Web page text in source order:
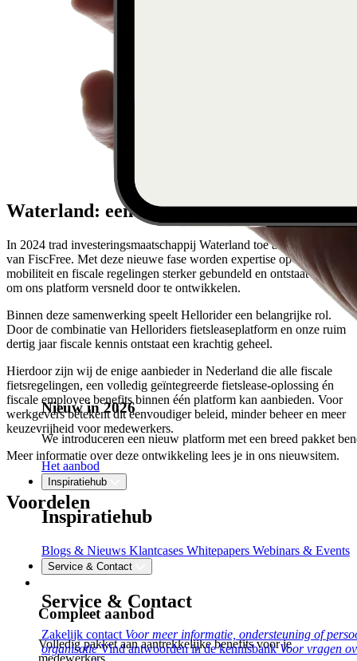
Nieuw in 2026
We introduceren een nieuw platform met een breed pakket
Het aanbod
Inspiratiehub
Inspiratiehub
Blogs & Nieuws Klantcases Whitepapers Webinars & Events
Service & Contact
Service & Contact
Zakelijk contact Voor meer informatie, ondersteuning of
organisatie Vind antwoorden in de kennisbankVoor vragen
Waterland: een nieuwe fase voor FiscFree
In 2024 trad investeringsmaatschappij Waterland toe als groeipartner
van FiscFree. Met deze nieuwe fase worden expertise op fietslease,
mobiliteit en fiscale regelingen sterker gebundeld en ontstaat ruimte
om ons platform versneld door te ontwikkelen.
Binnen deze samenwerking speelt Hellorider een belangrijke rol.
Door de combinatie van Helloriders fietsleaseplatform en onze ruim
dertig jaar fiscale kennis ontstaat een krachtig geheel.
Hierdoor zijn wij de enige aanbieder in Nederland die alle fiscale
fietsregelingen, een volledig geïntegreerde fietslease-oplossing én
fiscale employee benefits binnen één platform kan aanbieden. Voor
werkgevers betekent dit eenvoudiger beleid, minder beheer en meer
keuzevrijheid voor medewerkers.
Meer informatie over deze ontwikkeling lees je in ons nieuwsitem.
Voordelen
Compleet aanbod
Volledig pakket aan aantrekkelijke benefits voor je